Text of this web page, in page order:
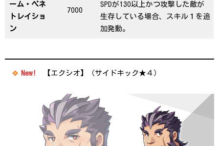
ーム・ペネ
トレイショ
ン
7000
SPDが130以上かつ攻撃した敵が
生存している場合、スキル１を追
加発動。
New! 【エクシオ】（サイドキック★４）